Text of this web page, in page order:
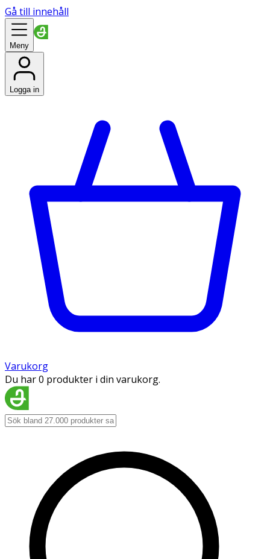
Gå till innehåll
Meny
Logga in
Varukorg
Du har 0 produkter i din varukorg.